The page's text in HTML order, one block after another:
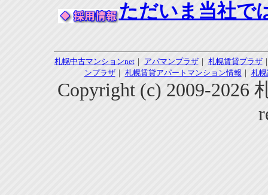
ただいま当社で
札幌中古マンションnet｜ アパマンプラザ｜ 札幌賃貸プラザ
ンプラザ｜ 札幌賃貸アパートマンション情報 ｜ 札
Copyright (c) 2009-2026